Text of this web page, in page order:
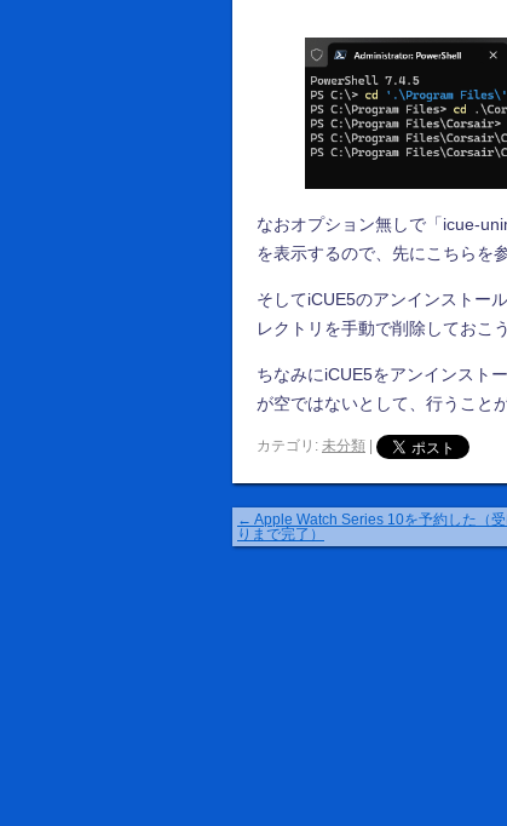
なおオプション無しで「icue-
を表示するので、先にこちらを
そしてiCUE5のアンインストー
レクトリを手動で削除しておこう
ちなみにiCUE5をアンインスト
が空ではないとして、行うこと
カテゴリ: 未分類
← Apple Watch Series 10を予約した（
りまで完了）